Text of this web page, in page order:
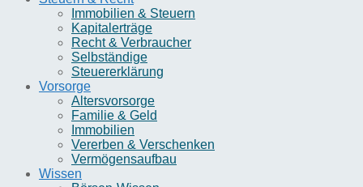
Immobilien & Steuern
Kapitalerträge
Recht & Verbraucher
Selbständige
Steuererklärung
Vorsorge
Altersvorsorge
Familie & Geld
Immobilien
Vererben & Verschenken
Vermögensaufbau
Wissen